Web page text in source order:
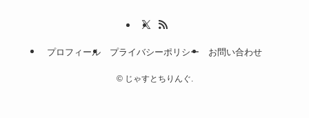
プロフィール プライバシーポリシー お問い合わせ
©じゃすとちりんぐ.